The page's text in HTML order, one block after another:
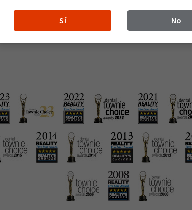
férrico, incluidos los hemostáticos ViscoStat,
Sí No